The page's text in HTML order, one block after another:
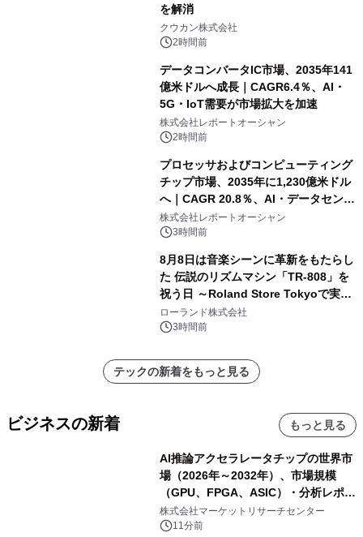
を解消
クウカン株式会社
2時間前
データコンバータIC市場、2035年141
億米ドルへ成長｜CAGR6.4％、AI・
5G・IoT需要が市場拡大を加速
株式会社レポートオーシャン
2時間前
プロセッサおよびコンピューティング
チップ市場、2035年に1,230億米ドル
へ｜CAGR 20.8％、AI・データセンタ
ー需要が成長を牽引
株式会社レポートオーシャン
3時間前
8月8日は音楽シーンに革新をもたらし
た 伝説のリズムマシン「TR-808」を
祝う日 ～Roland Store Tokyoで実機
を展示しての 記念キャンペーンを開
催 英国ラジオ「NTS」の 特別プログ
アーティストを フィーチャーしたアニ
メーションを公開～
ローランド株式会社
3時間前
テックの新着をもっと見る
ビジネスの新着 もっと見る
AI推論アクセラレータチップの世界市
場（2026年～2032年）、市場規模
（GPU、FPGA、ASIC）・分析レポー
トを発表
株式会社マーケットリサーチセンター
11分前